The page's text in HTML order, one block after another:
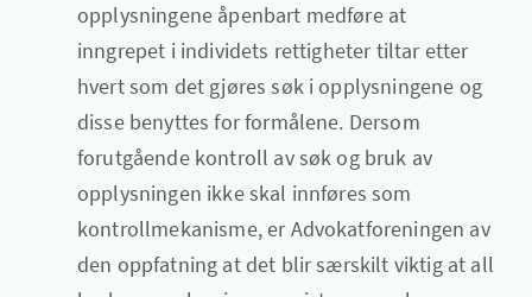
opplysningene åpenbart medføre at
inngrepet i individets rettigheter tiltar etter
hvert som det gjøres søk i opplysningene og
disse benyttes for formålene. Dersom
forutgående kontroll av søk og bruk av
opplysningen ikke skal innføres som
kontrollmekanisme, er Advokatforeningen av
den oppfatning at det blir særskilt viktig at all